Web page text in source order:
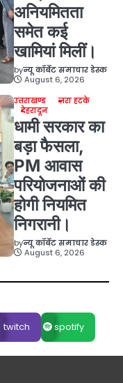
अनियमितता
समेत कई
खामियां मिलीं।
byन्यू कॉर्बेट समाचार डेस्क
August 6, 2026
उत्तराखण्ड
ज़रा हटके
देहरादून
धामी सरकार का
बड़ा फैसला,
PM आवास
परियोजनाओं की
होगी नियमित
निगरानी।
byन्यू कॉर्बेट समाचार डेस्क
August 6, 2026
twitch spotify